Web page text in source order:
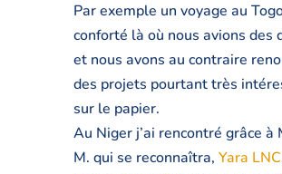
Par exemple un voyage au
conforté là où nous avions des
et nous avons au contraire
des projets pourtant très
sur le papier.
Au Niger j’ai rencontré grâce à
M. qui se reconnaîtra, Yara LNC